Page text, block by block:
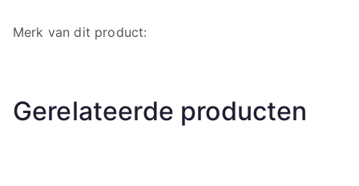
Merk van dit product:
Gerelateerde producten